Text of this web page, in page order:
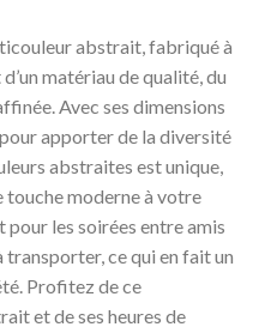
abstrait, fabriqué à
matériau de qualité, du
Avec ses dimensions
apporter de la diversité
abstraites est unique,
moderne à votre
les soirées entre amis
transporter, ce qui en fait un
Profitez de ce
et de ses heures de